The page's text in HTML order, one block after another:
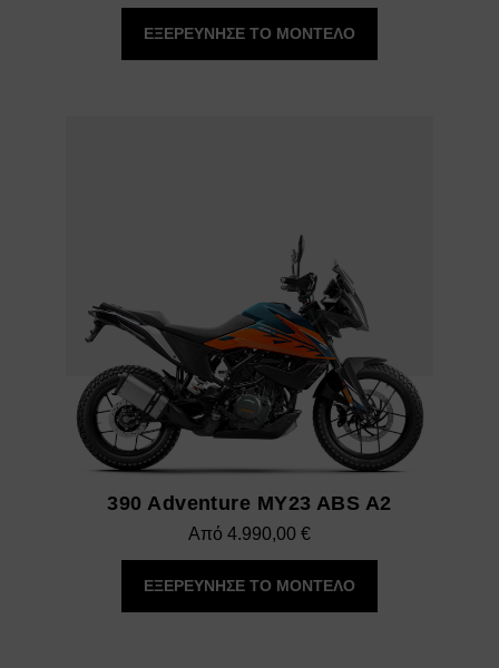
price
was:
τρέχουσα
ΕΞΕΡΕΥΝΗΣΕ ΤΟ ΜΟΝΤΕΛΟ
390 Adventure MY23 ABS A2
Από 4.990,00 €
ΕΞΕΡΕΥΝΗΣΕ ΤΟ ΜΟΝΤΕΛΟ